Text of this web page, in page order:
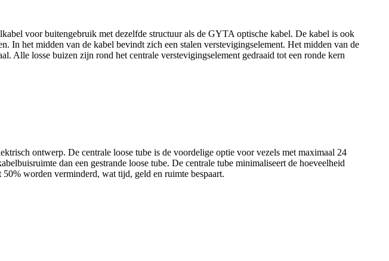
voor buitengebruik met dezelfde structuur als de GYTA optische kabel. De kabel is ook
In het midden van de kabel bevindt zich een stalen verstevigingselement. Het midden van de
Alle losse buizen zijn rond het centrale verstevigingselement gedraaid tot een ronde kern
ontwerp. De centrale loose tube is de voordelige optie voor vezels met maximaal 24
dan een gestrande loose tube. De centrale tube minimaliseert de hoeveelheid
worden verminderd, wat tijd, geld en ruimte bespaart.